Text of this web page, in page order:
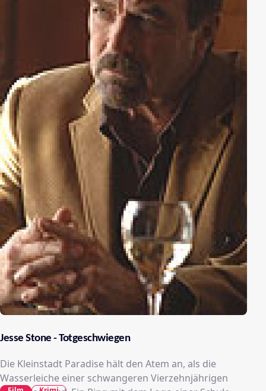
Jesse Stone - Totgeschwiegen
Die Kleinstadt Paradise hält den Atem an, als die
Wasserleiche einer schwangeren Vierzehnjährigen